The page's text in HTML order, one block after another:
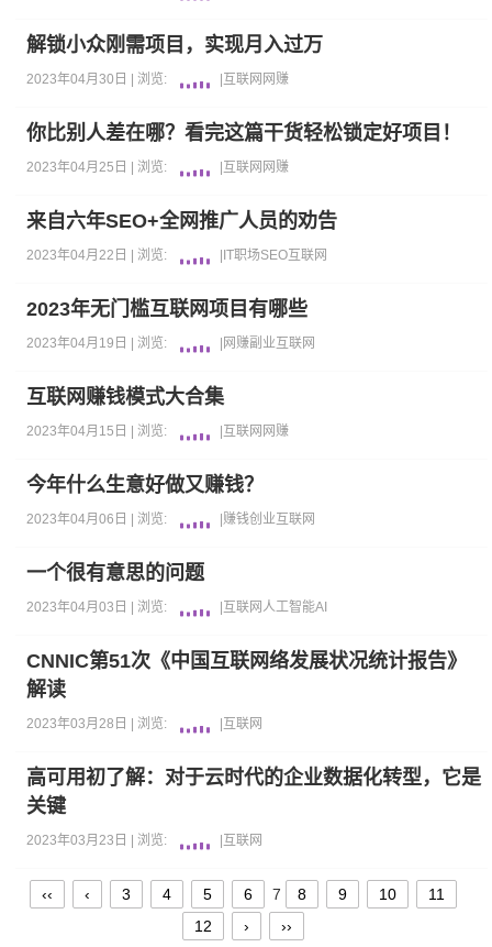
解锁小众刚需项目，实现月入过万
2023年04月30日 | 浏览: 互联网 网赚
你比别人差在哪？看完这篇干货轻松锁定好项目！
2023年04月25日 | 浏览: 互联网 网赚
来自六年SEO+全网推广人员的劝告
2023年04月22日 | 浏览: IT职场SEO互联网
2023年无门槛互联网项目有哪些
2023年04月19日 | 浏览: 网赚副业互联网
互联网赚钱模式大合集
2023年04月15日 | 浏览: 互联网 网赚
今年什么生意好做又赚钱？
2023年04月06日 | 浏览: 赚钱创业互联网
一个很有意思的问题
2023年04月03日 | 浏览: 互联网 人工智能AI
CNNIC第51次《中国互联网络发展状况统计报告》
解读
2023年03月28日 | 浏览: 互联网
高可用初了解：对于云时代的企业数据化转型，它是
关键
2023年03月23日 | 浏览: 互联网
‹‹ ‹ 3 4 5 6 7 8 9 10
11
12
› ››